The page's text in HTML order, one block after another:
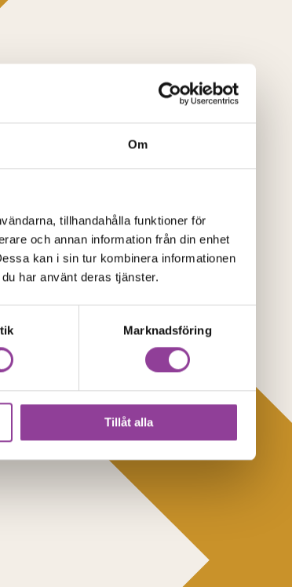
Om
tillhandahålla funktioner för
och annan information från din enhet
kan i sin tur kombinera informationen
har använt deras tjänster.
Marknadsföring
Tillåt alla